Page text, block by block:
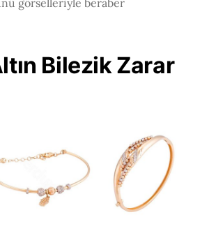
görselleriyle beraber
Bilezik Zarar